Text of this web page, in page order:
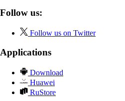
Follow us:
Follow us on Twitter
Applications
Download
Huawei
RuStore